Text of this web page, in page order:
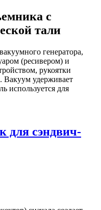
с
тали
генератора,
(ресивером) и
рукоятки
Вакуум удерживает
используется для
для сэндвич-